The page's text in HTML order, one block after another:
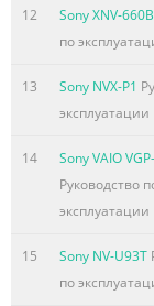
for the
By ensuring
Краткое
. . . . . . . . . . . . .
Precautions . . .
. . . . . . . . . . . . .
. . . . . . . . . . 9
. . . . . . . . . . . . . .
12 Sony XNV-
по
13 Sony NVX-P1
эксплуатации
14
Sony VAIO
Руководство
эксплуатации
15 Sony NV-U93T
по